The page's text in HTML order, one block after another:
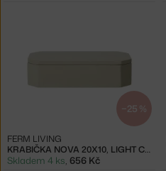
−25 %
KRABIČKA NOVA 20X10, LIGHT CELEDON
FERM LIVING
Skladem 4 ks, 656 Kč